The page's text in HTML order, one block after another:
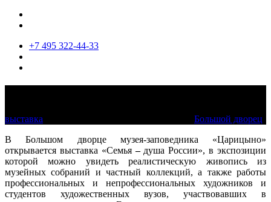
+7 495 322-44-33
выставка
Большой дворец
В Большом дворце музея-заповедника «Царицыно»
открывается выставка «Семья– душа России», в экспозиции
которой можно увидеть реалистическую живопись из
музейных собраний и частный коллекций, а также работы
профессиональных и непрофессиональных художников и
студентов художественных вузов, участвовавших в